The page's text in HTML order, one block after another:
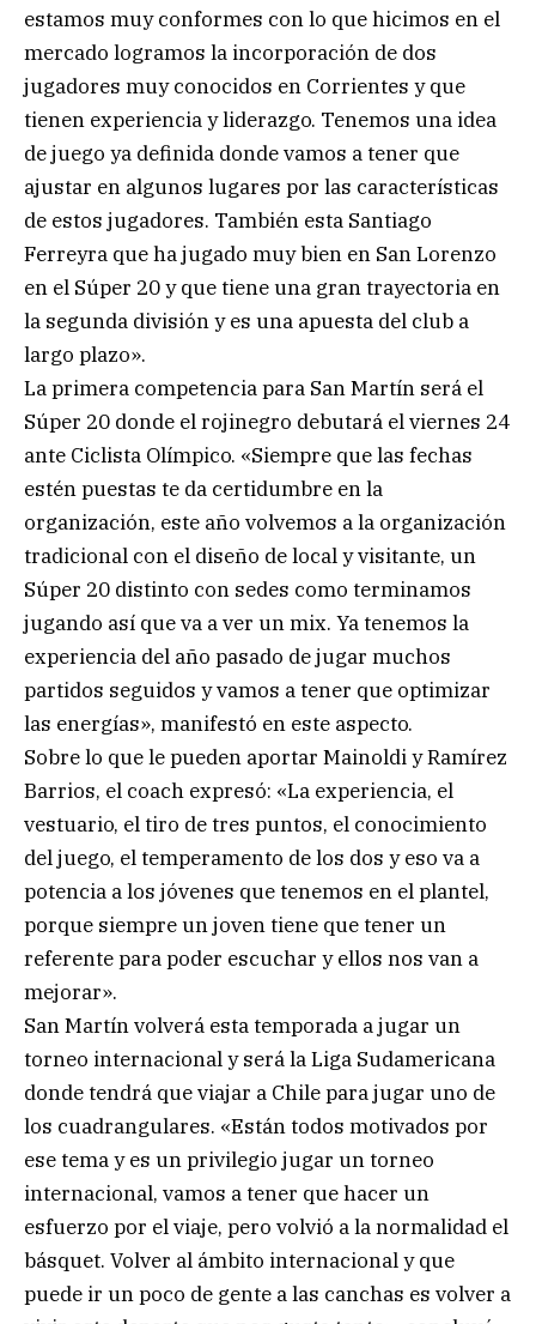
estamos muy conformes con lo que hicimos en el
mercado logramos la incorporación de dos
jugadores muy conocidos en Corrientes y que
tienen experiencia y liderazgo. Tenemos una idea
de juego ya definida donde vamos a tener que
ajustar en algunos lugares por las características
de estos jugadores. También esta Santiago
Ferreyra que ha jugado muy bien en San Lorenzo
en el Súper 20 y que tiene una gran trayectoria en
la segunda división y es una apuesta del club a
largo plazo».
La primera competencia para San Martín será el
Súper 20 donde el rojinegro debutará el viernes 24
ante Ciclista Olímpico. «Siempre que las fechas
estén puestas te da certidumbre en la
organización, este año volvemos a la organización
tradicional con el diseño de local y visitante, un
Súper 20 distinto con sedes como terminamos
jugando así que va a ver un mix. Ya tenemos la
experiencia del año pasado de jugar muchos
partidos seguidos y vamos a tener que optimizar
las energías», manifestó en este aspecto.
Sobre lo que le pueden aportar Mainoldi y Ramírez
Barrios, el coach expresó: «La experiencia, el
vestuario, el tiro de tres puntos, el conocimiento
del juego, el temperamento de los dos y eso va a
potencia a los jóvenes que tenemos en el plantel,
porque siempre un joven tiene que tener un
referente para poder escuchar y ellos nos van a
mejorar».
San Martín volverá esta temporada a jugar un
torneo internacional y será la Liga Sudamericana
donde tendrá que viajar a Chile para jugar uno de
los cuadrangulares. «Están todos motivados por
ese tema y es un privilegio jugar un torneo
internacional, vamos a tener que hacer un
esfuerzo por el viaje, pero volvió a la normalidad el
básquet. Volver al ámbito internacional y que
puede ir un poco de gente a las canchas es volver a